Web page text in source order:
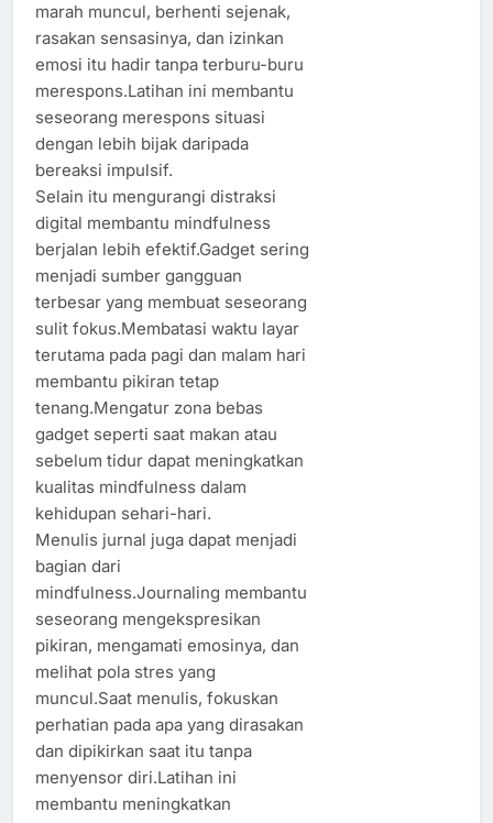
marah muncul, berhenti sejenak,
rasakan sensasinya, dan izinkan
emosi itu hadir tanpa terburu-buru
merespons.Latihan ini membantu
seseorang merespons situasi
dengan lebih bijak daripada
bereaksi impulsif.
Selain itu mengurangi distraksi
digital membantu mindfulness
berjalan lebih efektif.Gadget sering
menjadi sumber gangguan
terbesar yang membuat seseorang
sulit fokus.Membatasi waktu layar
terutama pada pagi dan malam hari
membantu pikiran tetap
tenang.Mengatur zona bebas
gadget seperti saat makan atau
sebelum tidur dapat meningkatkan
kualitas mindfulness dalam
kehidupan sehari-hari.
Menulis jurnal juga dapat menjadi
bagian dari
mindfulness.Journaling membantu
seseorang mengekspresikan
pikiran, mengamati emosinya, dan
melihat pola stres yang
muncul.Saat menulis, fokuskan
perhatian pada apa yang dirasakan
dan dipikirkan saat itu tanpa
menyensor diri.Latihan ini
membantu meningkatkan